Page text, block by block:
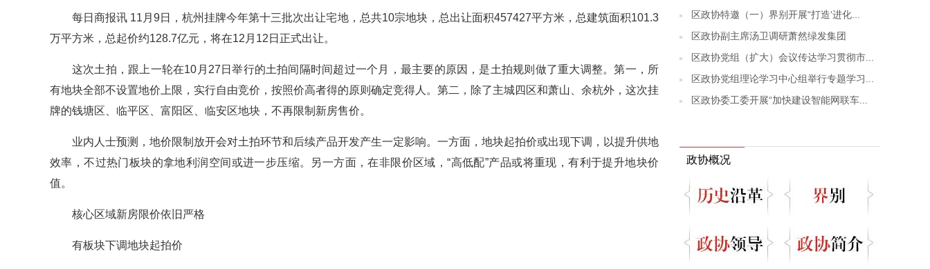
每日商报讯 11月9日，杭州挂牌今年第十三批次出让宅地，总共10宗地块，总出让面积457427平方米，总建筑面积101.3
万平方米，总起价约128.7亿元，将在12月12日正式出让。
这次土拍，跟上一轮在10月27日举行的土拍间隔时间超过一个月，最主要的原因，是土拍规则做了重大调整。第一，所
有地块全部不设置地价上限，实行自由竞价，按照价高者得的原则确定竞得人。第二，除了主城四区和萧山、余杭外，这次挂
牌的钱塘区、临平区、富阳区、临安区地块，不再限制新房售价。
业内人士预测，地价限制放开会对土拍环节和后续产品开发产生一定影响。一方面，地块起拍价或出现下调，以提升供地
效率，不过热门板块的拿地利润空间或进一步压缩。另一方面，在非限价区域，“高低配”产品或将重现，有利于提升地块价
值。
核心区域新房限价依旧严格
有板块下调地块起拍价
区政协特邀（一）界别开展“打造‘进化...
区政协副主席汤卫调研萧然绿发集团
区政协党组（扩大）会议传达学习贯彻市...
区政协党组理论学习中心组举行专题学习...
区政协委工委开展“加快建设智能网联车...
政协概况